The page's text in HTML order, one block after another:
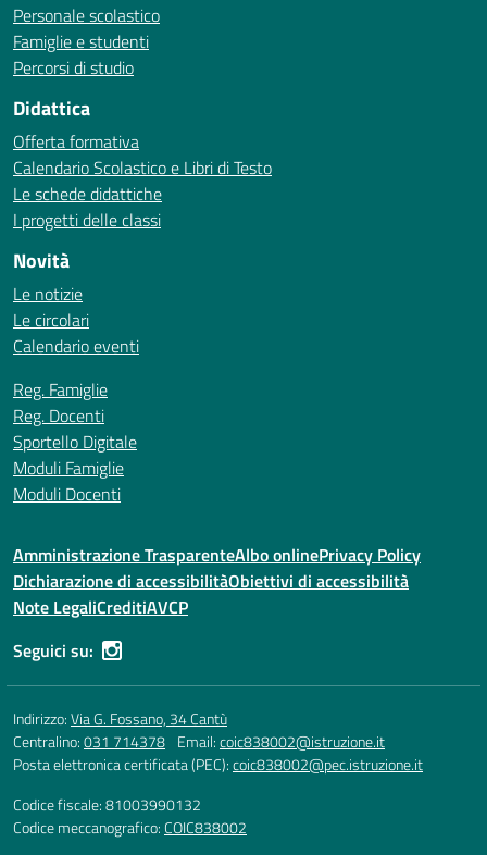
Personale scolastico
Famiglie e studenti
Percorsi di studio
Didattica
Offerta formativa
Calendario Scolastico e Libri di Testo
Le schede didattiche
I progetti delle classi
Novità
Le notizie
Le circolari
Calendario eventi
Reg. Famiglie
Reg. Docenti
Sportello Digitale
Moduli Famiglie
Moduli Docenti
Amministrazione TrasparenteAlbo onlinePrivacy Policy
Dichiarazione di accessibilitàObiettivi di accessibilità
Note LegaliCreditiAVCP
Seguici su:
Indirizzo:Via G. Fossano, 34 Cantù
Centralino:031 714378 Email:coic838002@istruzione.it
Posta elettronica certificata (PEC):coic838002@pec.istruzione.it
Codice fiscale: 81003990132
Codice meccanografico:COIC838002